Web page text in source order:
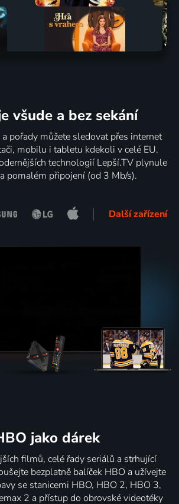
všude a bez sekání
pořady můžete sledovat přes internet
mobilu i tabletu kdekoli v celé EU.
technologií Lepší.TV plynule
pomalém připojení (od 3 Mb/s).
Další zařízení
jako dárek
filmů, celé řady seriálů a strhující
bezplatně balíček HBO a užívejte
se stanicemi HBO, HBO 2, HBO 3,
2 a přístup do obrovské videotéky